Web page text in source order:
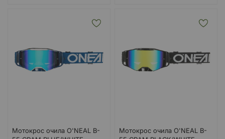
Мотокрос очила O'NEAL B-
Мотокрос очила O'NEAL B-